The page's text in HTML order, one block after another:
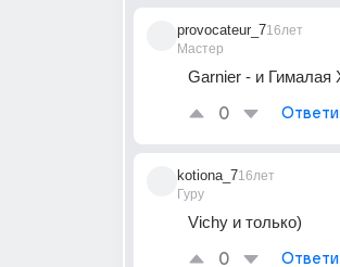
provocateur_7
Мастер
16лет
Garnier - и Гималая
0
kotiona_7
Гуру
16лет
Vichy и только)
0